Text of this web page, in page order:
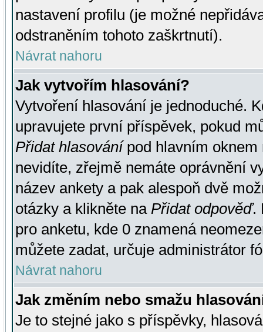
nastavení profilu (je možné
odstraněním tohoto zaškrtnutí).
Návrat nahoru
Jak vytvořím hlasování?
Vytvoření hlasování je jednoduché.
upravujete první příspěvek, pokud
Přidat hlasovánípod hlavním oknem
nevidíte, zřejmě nemáte oprávnění
název ankety a pak alespoň dvě
otázky a klikněte na Přidat odpověď.
pro anketu, kde 0 znamená
můžete zadat, určuje administrátor
Návrat nahoru
Jak změním nebo smažu
Je to stejné jako s příspěvky,